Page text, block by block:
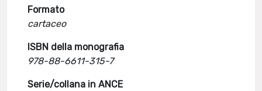
Formato
cartaceo
ISBN della monografia
978-88-6611-315-7
Serie/collana in ANCE